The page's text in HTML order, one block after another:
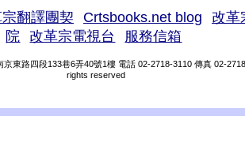
翻譯團契 Crtsbooks.net blog
改革
院
改革宗電視台 服務信箱
東路四段133巷6弄40號1樓 電話 02-2718-3110 傳真 02-
rights reserved